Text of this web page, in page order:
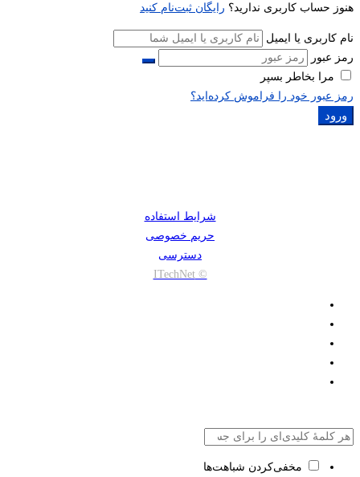
هنوز حساب کاربری ندارید؟ رایگان ثبت‌نام کنید
نام کاربری یا ایمیل
رمز عبور
مرا بخاطر بسپر
رمز عبور خود را فراموش کرده‌اید؟
ورود
شرایط استفاده
حریم خصوصی
دسترسی
© ITechNet
مخفی‌کردن شباهت‌ها